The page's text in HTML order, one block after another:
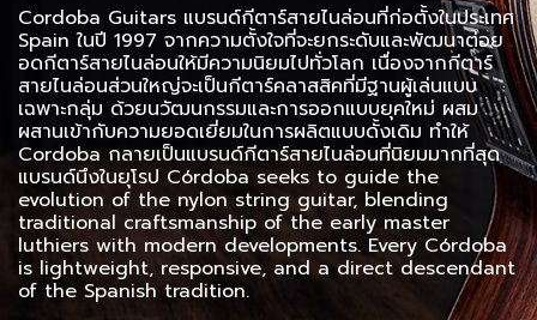
Cordoba Guitars แบรนด์กีตาร์สายไนล่อนที่ก่อตั้งในประเทศ
Spain ในปี 1997 จากความตั้งใจที่จะยกระดับและพัฒนาต่อย
อดกีตาร์สายไนล่อนให้มีความนิยมไปทั่วโลก เนื่องจากกีตาร์
สายไนล่อนส่วนใหญ่จะเป็นกีตาร์คลาสสิคที่มีฐานผู้เล่นแบบ
เฉพาะกลุ่ม ด้วยนวัฒนกรรมและการออกแบบยุคใหม่ ผสม
ผสานเข้ากับความยอดเยี่ยมในการผลิตแบบดั้งเดิม ทำให้
Cordoba กลายเป็นแบรนด์กีตาร์สายไนล่อนที่นิยมมากที่สุด
แบรนด์นึงในยุโรป Córdoba seeks to guide the
evolution of the nylon string guitar, blending
traditional craftsmanship of the early master
luthiers with modern developments. Every Córdoba
is lightweight, responsive, and a direct descendant
of the Spanish tradition.